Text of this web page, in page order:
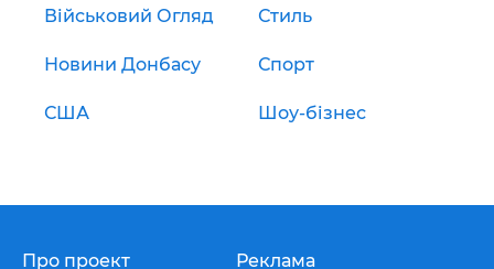
Військовий Огляд Стиль
Новини Донбасу Спорт
США Шоу-бізнес
Про проект Реклама